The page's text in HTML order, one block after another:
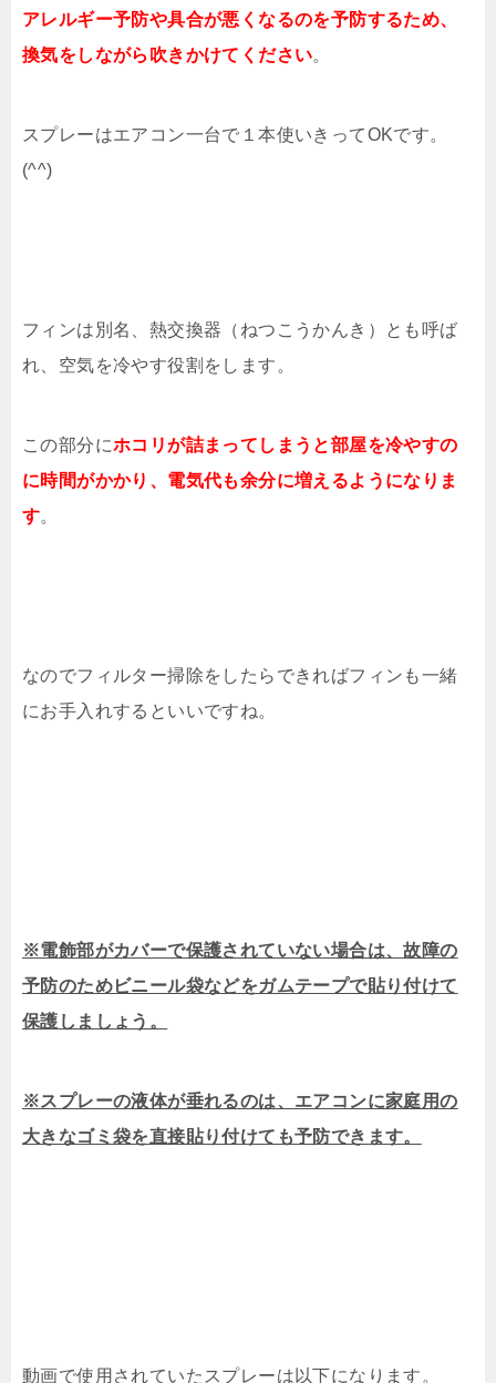
アレルギー予防や具合が悪くなるのを予防するため、
換気をしながら吹きかけてください。
スプレーはエアコン一台で１本使いきってOKです。
(^^)
フィンは別名、熱交換器（ねつこうかんき）とも呼ば
れ、空気を冷やす役割をします。
この部分にホコリが詰まってしまうと部屋を冷やすの
に時間がかかり、電気代も余分に増えるようになりま
す。
なのでフィルター掃除をしたらできればフィンも一緒
にお手入れするといいですね。
※電飾部がカバーで保護されていない場合は、故障の
予防のためビニール袋などをガムテープで貼り付けて
保護しましょう。
※スプレーの液体が垂れるのは、エアコンに家庭用の
大きなゴミ袋を直接貼り付けても予防できます。
動画で使用されていたスプレーは以下になります。